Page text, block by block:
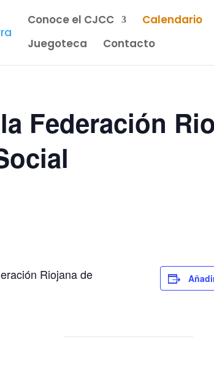
Conoce el CJCC Calendario
Juegoteca
Contacto
Federación
Riojana de